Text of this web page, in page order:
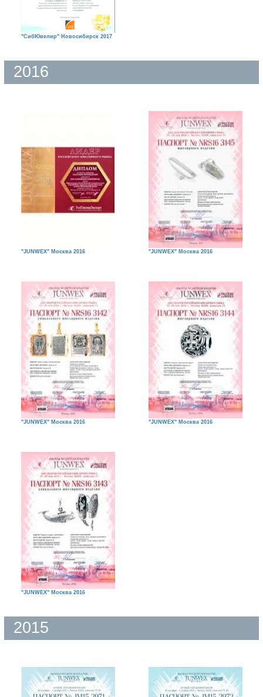
"СибЮвелир" Новосибирск 2017
2016
"JUNWEX" Москва 2016 "JUNWEX" Москва 2016
"JUNWEX" Москва 2016 "JUNWEX" Москва 2016
"JUNWEX" Москва 2016
2015